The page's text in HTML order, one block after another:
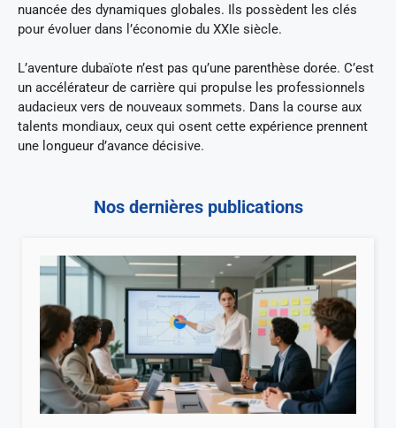
nuancée des dynamiques globales. Ils possèdent les clés
pour évoluer dans l’économie du XXIe siècle.
L’aventure dubaïote n’est pas qu’une parenthèse dorée. C’est
un accélérateur de carrière qui propulse les professionnels
audacieux vers de nouveaux sommets. Dans la course aux
talents mondiaux, ceux qui osent cette expérience prennent
une longueur d’avance décisive.
Nos dernières publications